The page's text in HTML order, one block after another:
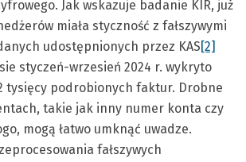
Jak wskazuje badanie KIR, już
miała styczność z fałszywymi
udostępnionych przez KAS[2]
styczeń-wrzesień 2024 r. wykryto
tysięcy podrobionych faktur. Drobne
takie jak inny numer konta czy
mogą łatwo umknąć uwadze.
fałszywych